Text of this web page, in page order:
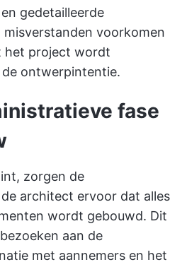
gedetailleerde
voorkomen
het project wordt
ontwerpintentie.
fase
zorgen de
architect ervoor dat alles
wordt gebouwd. Dit
aan de
met aannemers en het